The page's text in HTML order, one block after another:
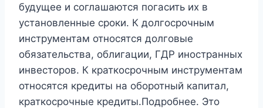
будущее и соглашаются погасить их в
установленные сроки. К долгосрочным
инструментам относятся долговые
обязательства, облигации, ГДР иностранных
инвесторов. К краткосрочным инструментам
относятся кредиты на оборотный капитал,
краткосрочные кредиты.Подробнее. Это